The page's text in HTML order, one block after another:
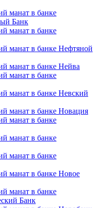
манат в банке
Банк
манат в банке
манат в банке Нефтяной
манат в банке Нейва
манат в банке
манат в банке Невский
манат в банке Новация
манат в банке
манат в банке
манат в банке
манат в банке Новое
манат в банке
Банк